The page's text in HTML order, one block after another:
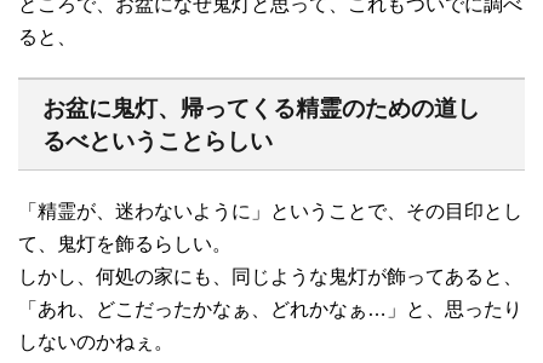
ところで、お盆になぜ鬼灯と思って、これもついでに調べ
ると、
お盆に鬼灯、帰ってくる精霊のための道し
るべということらしい
「精霊が、迷わないように」ということで、その目印とし
て、鬼灯を飾るらしい。
しかし、何処の家にも、同じような鬼灯が飾ってあると、
「あれ、どこだったかなぁ、どれかなぁ…」と、思ったり
しないのかねぇ。